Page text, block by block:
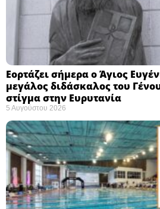
Εορτάζει σήμερα ο Άγιος
μεγάλος διδάσκαλος του
στίγμα στην Ευρυτανία
5 Αυγούστου 2026